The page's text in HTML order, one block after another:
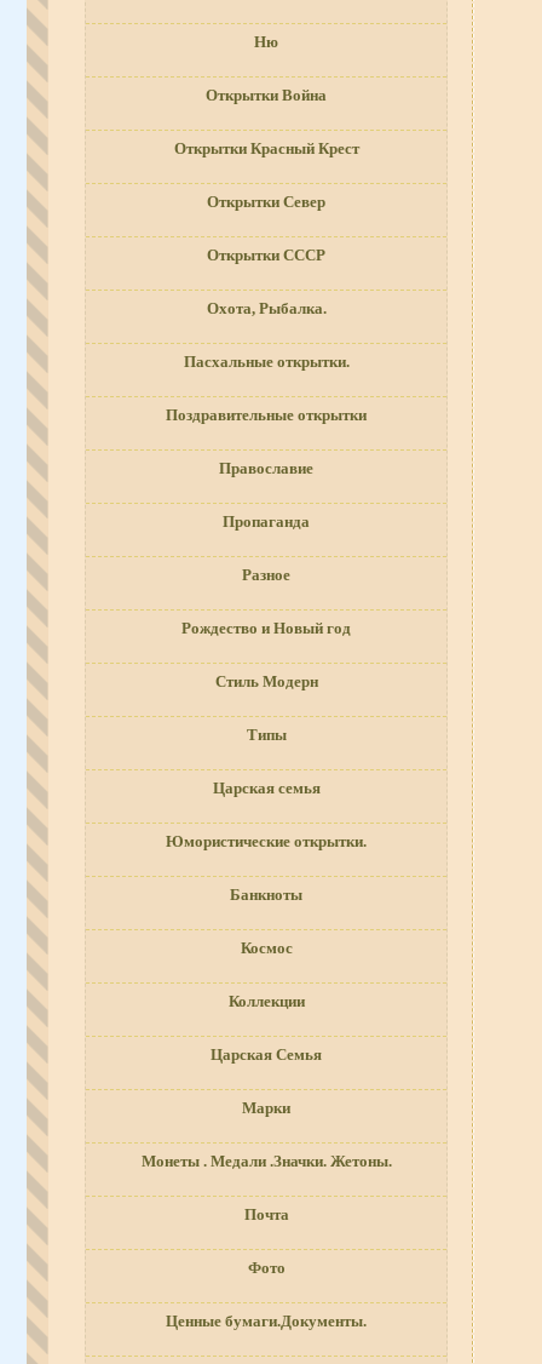
Ню
Открытки Война
Открытки Красный Крест
Открытки Север
Открытки СССР
Охота, Рыбалка.
Пасхальные открытки.
Поздравительные открытки
Православие
Пропаганда
Разное
Рождество и Новый год
Стиль Модерн
Типы
Царская семья
Юмористические открытки.
Банкноты
Космос
Коллекции
Царская Семья
Марки
Монеты . Медали .Значки. Жетоны.
Почта
Фото
Ценные бумаги.Документы.